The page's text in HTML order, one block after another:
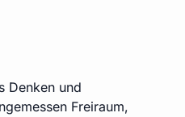
Denken und
Freiraum,